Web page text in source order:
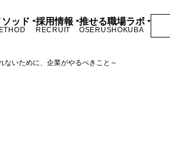
ソッド 採用情報
RECRUIT
推せる職場ラボ
OSERUSHOKUBA
いために、企業がやるべきこと～